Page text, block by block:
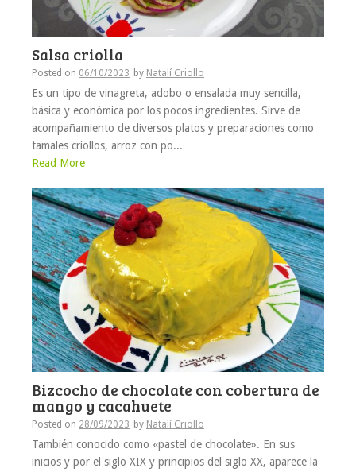
Salsa criolla
Posted on 06/10/2023 by Natalí Criollo
Es un tipo de vinagreta, adobo o ensalada muy sencilla,
básica y económica por los pocos ingredientes. Sirve de
acompañamiento de diversos platos y preparaciones como
tamales criollos, arroz con po...
Read More
Bizcocho de chocolate con cobertura de
mango y cacahuete
Posted on 28/09/2023 by Natalí Criollo
También conocido como «pastel de chocolate». En sus
inicios y por el siglo XIX y principios del siglo XX, aparece la